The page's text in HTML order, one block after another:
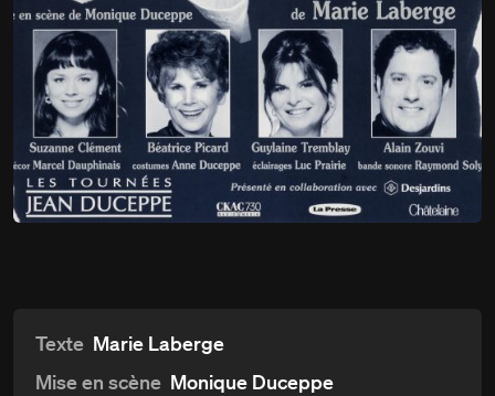
Texte Marie Laberge
Mise en scène Monique Duceppe